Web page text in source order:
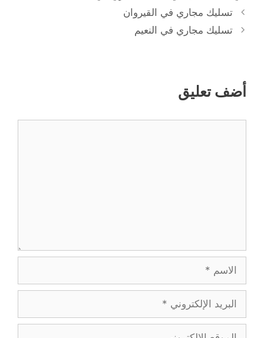
تسليك مجاري في القيروان
تسليك مجاري في النعيم
أضف تعليق
الإلكتروني